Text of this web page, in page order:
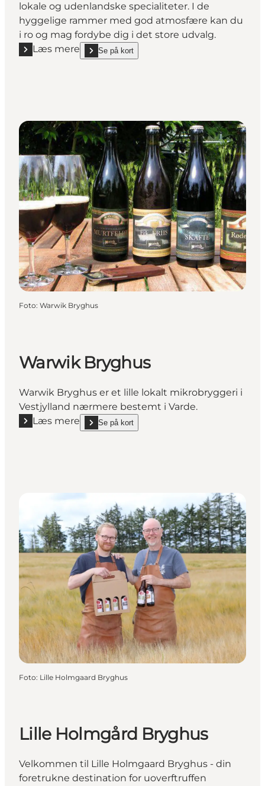
lokale og udenlandske specialiteter. I de
hyggelige rammer med god atmosfære kan du
i ro og mag fordybe dig i det store udvalg.
Læs mere
Læs mere "Vinspecialisten Varde"
Se på kort
show Vinspecialisten Varde on_map
Foto: Warwik Bryghus
Warwik Bryghus
Warwik Bryghus er et lille lokalt mikrobryggeri i
Vestjylland nærmere bestemt i Varde.
Læs mere
Læs mere "Warwik Bryghus"
Se på kort
show Warwik Bryghus on_map
Foto: Lille Holmgaard Bryghus
Lille Holmgård Bryghus
Velkommen til Lille Holmgaard Bryghus - din
foretrukne destination for uoverftruffen